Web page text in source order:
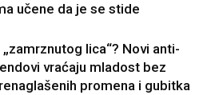
učene da je se stide
„zamrznutog lica“? Novi anti-
vraćaju mladost bez
promena i gubitka